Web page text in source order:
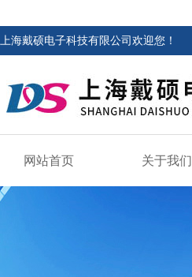
上海戴硕电子科技有限公司欢迎您！
网站首页 关于我们